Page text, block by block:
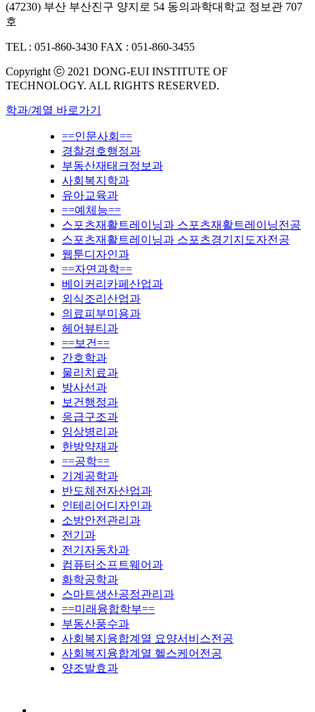
(47230) 부산 부산진구 양지로 54 동의과학대학교 정보관 707
호
TEL : 051-860-3430 FAX : 051-860-3455
Copyright ⓒ 2021 DONG-EUI INSTITUTE OF
TECHNOLOGY. ALL RIGHTS RESERVED.
학과/계열 바로가기
==인문사회==
경찰경호행정과
부동산재태크정보과
사회복지학과
유아교육과
==예체능==
스포츠재활트레이닝과 스포츠재활트레이닝전공
스포츠재활트레이닝과 스포츠경기지도자전공
웹툰디자인과
==자연과학==
베이커리카페산업과
외식조리산업과
의료피부미용과
헤어뷰티과
==보건==
간호학과
물리치료과
방사선과
보건행정과
응급구조과
임상병리과
한방약재과
==공학==
기계공학과
반도체전자산업과
인테리어디자인과
소방안전관리과
전기과
전기자동차과
컴퓨터소프트웨어과
화학공학과
스마트생산공정관리과
==미래융합학부==
부동산풍수과
사회복지융합계열 요양서비스전공
사회복지융합계열 헬스케어전공
양조발효과